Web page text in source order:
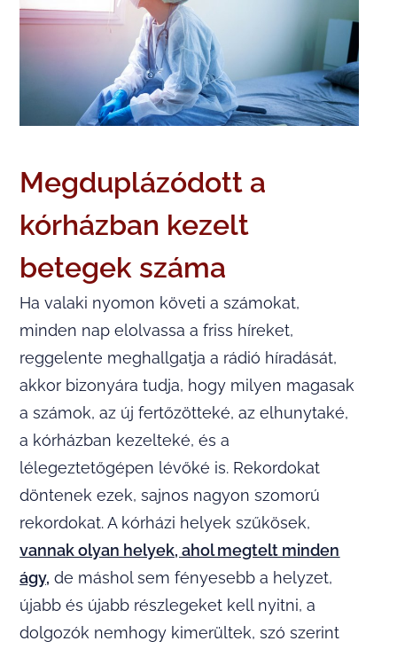
Megduplázódott a
kórházban kezelt
betegek száma
Ha valaki nyomon követi a számokat,
minden nap elolvassa a friss híreket,
reggelente meghallgatja a rádió híradását,
akkor bizonyára tudja, hogy milyen magasak
a számok, az új fertőzötteké, az elhunytaké,
a kórházban kezelteké, és a
lélegeztetőgépen lévőké is. Rekordokat
döntenek ezek, sajnos nagyon szomorú
rekordokat. A kórházi helyek szűkösek,
vannak olyan helyek, ahol megtelt minden
ágy, de máshol sem fényesebb a helyzet,
újabb és újabb részlegeket kell nyitni, a
dolgozók nemhogy kimerültek, szó szerint